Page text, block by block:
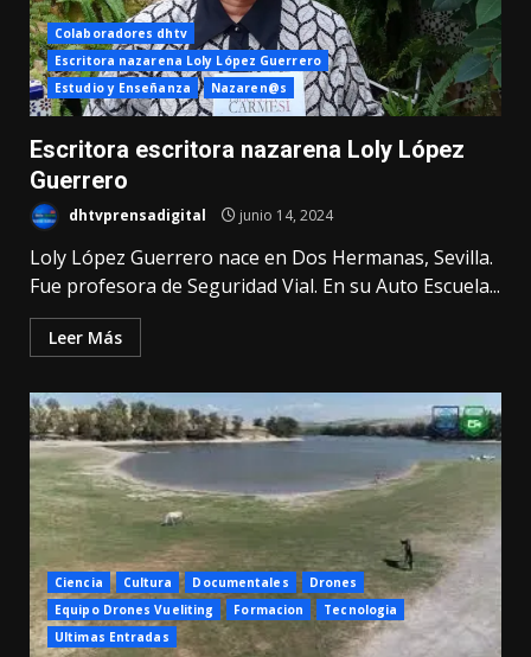
Colaboradores dhtv
Escritora nazarena Loly López Guerrero
Estudio y Enseñanza
Nazaren@s
Escritora escritora nazarena Loly López
Guerrero
dhtvprensadigital junio 14, 2024
Loly López Guerrero nace en Dos Hermanas, Sevilla.
Fue profesora de Seguridad Vial. En su Auto Escuela...
Leer Más
Ciencia Cultura Documentales
Drones
Equipo Drones Vueliting
Formacion
Tecnologia
Ultimas Entradas